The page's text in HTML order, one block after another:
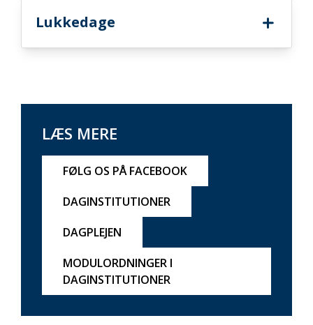
Lukkedage
LÆS MERE
FØLG OS PÅ FACEBOOK
DAGINSTITUTIONER
DAGPLEJEN
MODULORDNINGER I
DAGINSTITUTIONER